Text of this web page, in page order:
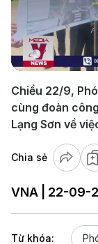
Chiều 22/9,
cùng đoàn
Lạng Sơn về
Chia sẻ
VNA | 22-09-
Từ khóa: